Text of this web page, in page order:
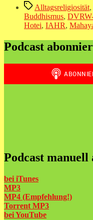
Schlagwörter
Alltagsreligiosität,
Buddhismus,
Hotei, IAHR,
Podcast
Podcast manuell
bei iTunes
MP3
MP4 (Empfehlung!)
Torrent MP3
beiYouTube